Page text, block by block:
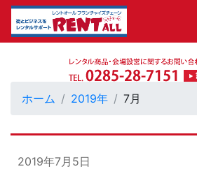
ホーム 2019年 7月
2019年7月5日